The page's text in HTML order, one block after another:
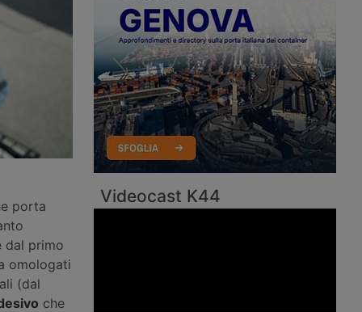
porta
dal primo
omologati
(dal
che
Videocast K44